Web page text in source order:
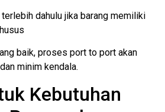
dahulu jika barang memiliki
baik, proses port to port akan
minim kendala.
Kebutuhan